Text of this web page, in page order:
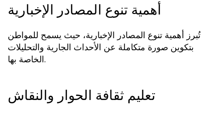
أهمية تنوع المصادر الإخبارية
تُبرز أهمية تنوع المصادر الإخبارية، حيث يسمح للمواطن
بتكوين صورة متكاملة عن الأحداث الجارية والتحليلات
الخاصة بها.
تعليم ثقافة الحوار والنقاش